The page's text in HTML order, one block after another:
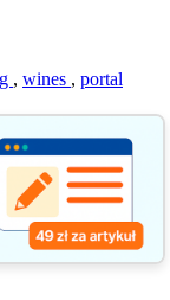
, wines , portal